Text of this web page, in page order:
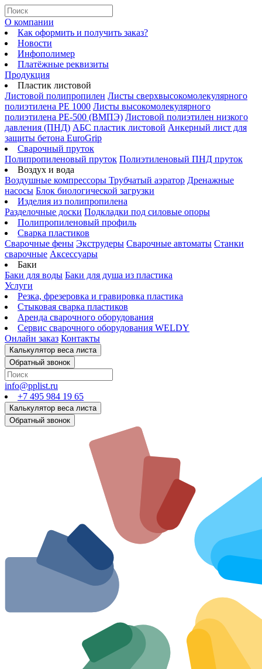
О компании
Как оформить и получить заказ?
Новости
Инфополимер
Платёжные реквизиты
Продукция
Пластик листовой
Листовой полипропилен Листы сверхвысокомолекулярного
полиэтилена PE 1000 Листы высокомолекулярного
полиэтилена РЕ-500 (ВМПЭ) Листовой полиэтилен низкого
давления (ПНД) АБС пластик листовой Анкерный лист для
защиты бетона EuroGrip
Сварочный пруток
Полипропиленовый пруток Полиэтиленовый ПНД пруток
Воздух и вода
Воздушные компрессоры Трубчатый аэратор Дренажные
насосы Блок биологической загрузки
Изделия из полипропилена
Разделочные доски Подкладки под силовые опоры
Полипропиленовый профиль
Сварка пластиков
Сварочные фены Экструдеры Сварочные автоматы Станки
сварочные Аксессуары
Баки
Баки для воды Баки для душа из пластика
Услуги
Резка, фрезеровка и гравировка пластика
Стыковая сварка пластиков
Аренда сварочного оборудования
Сервис сварочного оборудования WELDY
Онлайн заказ Контакты
info@pplist.ru
+7 495 984 19 65